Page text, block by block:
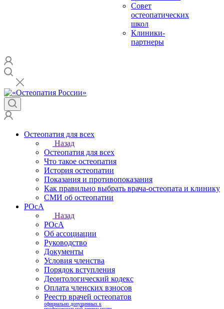
Совет
остеопатических
школ
Клиники-
партнеры
Остеопатия для всех
Назад
Остеопатия для всех
Что такое остеопатия
История остеопатии
Показания и противопоказания
Как правильно выбрать врача-остеопата и клинику
СМИ об остеопатии
РОсА
Назад
РОсА
Об ассоциации
Руководство
Документы
Условия членства
Порядок вступления
Деонтологический кодекс
Оплата членских взносов
Реестр врачей остеопатов
официально допущенных к